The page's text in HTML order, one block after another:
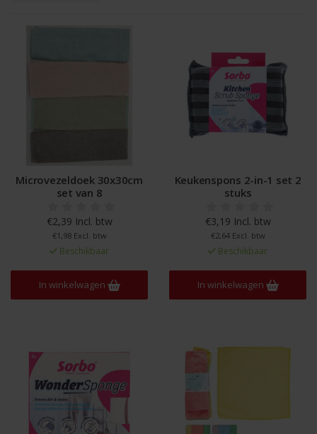
Microvezeldoek 30x30cm
set van 8
€2,39 Incl. btw
€1,98 Excl. btw
Beschikbaar
In winkelwagen
Keukenspons 2-in-1 set 2
stuks
€3,19 Incl. btw
€2,64 Excl. btw
Beschikbaar
In winkelwagen